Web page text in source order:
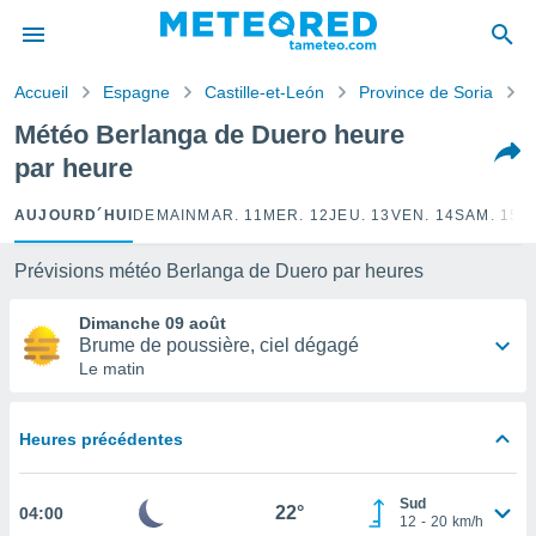
de
a
par
Accueil Espagne Castille-et-León Province de Soria
Météo Berlanga de Duero heure
par heure
AUJOURD´HUI DEMAIN MAR. 11 MER. 12JEU. 13 VEN. 14SAM. 15
Prévisions météo Berlanga de Duero par heures
Dimanche 09 août
Brume de poussière, ciel dégagé
Le matin
Heures précédentes
04:00 22°
Sud
12 - 20 km/h